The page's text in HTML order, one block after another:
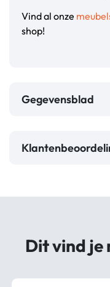
Vind al onze
shop!
Gegevensblad
Dit vind je